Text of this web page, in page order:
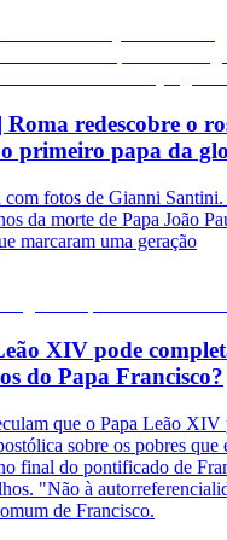
redescobre o
primeiro papa da
com fotos de Gianni
da morte de Papa João
marcaram uma geração
XIV pode
do Papa Francisco?
que o Papa Leão XIV
sobre os pobres que
final do pontificado de
"Não à
de Francisco.